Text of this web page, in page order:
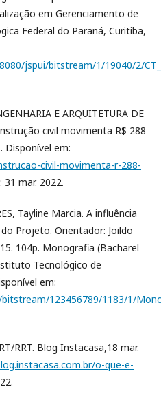
em Gerenciamento de
Federal do Paraná, Curitiba,
jspui/bitstream/1/19040/2/
E ARQUITETURA DE
civil movimenta R$ 288
Disponível em:
civil-movimenta-r-288-
31 mar. 2022.
Tayline Marcia. A influência
Projeto. Orientador: Joildo
104p. Monografia (Bacharel
Tecnológico de
em:
123456789/1183/1/
RRT. Blog Instacasa,18 mar.
o-que-e-